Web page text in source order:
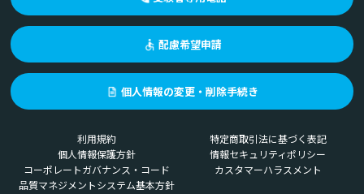
配慮希望申請
個人情報の変更・削除手続き
利用規約
特定商取引法に基づく表記
個人情報保護方針
情報セキュリティポリシー
コーポレートガバナンス・コード
カスタマーハラスメント
品質マネジメントシステム基本方針